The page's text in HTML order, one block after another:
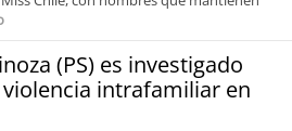
(PS) es investigado
intrafamiliar en